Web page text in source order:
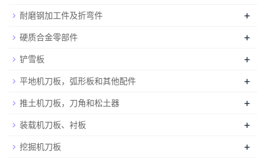
耐磨钢加工件及折弯件
+
硬质合金零部件 +
铲雪板 +
平地机刀板，弧形板和其他配件 +
推土机刀板，刀角和松土器 +
装载机刀板、衬板 +
挖掘机刀板 +